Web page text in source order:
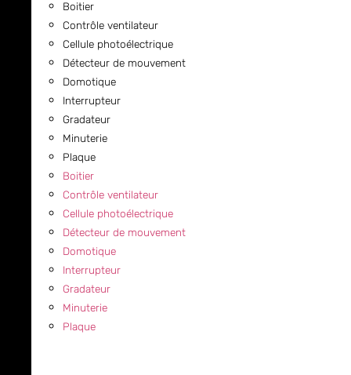
Boitier
Contrôle ventilateur
Cellule photoélectrique
Détecteur de mouvement
Domotique
Interrupteur
Gradateur
Minuterie
Plaque
Boitier
Contrôle ventilateur
Cellule photoélectrique
Détecteur de mouvement
Domotique
Interrupteur
Gradateur
Minuterie
Plaque